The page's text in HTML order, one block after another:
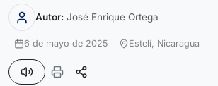
Autor: José Enrique Ortega
6 de mayo de 2025 Estelí, Nicaragua